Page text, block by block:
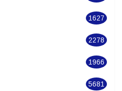
20396
2846
1627
2278